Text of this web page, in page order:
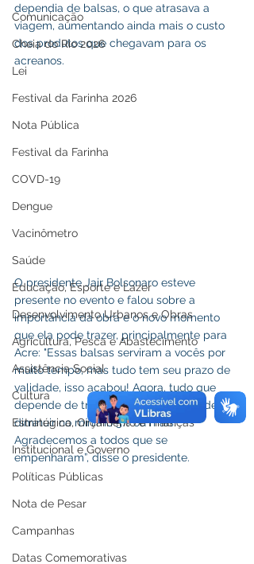
Comunicação
Cheia do Rio 2026
Lei
Festival da Farinha 2026
Nota Pública
Festival da Farinha
COVD-19
Dengue
Vacinômetro
Saúde
Educação, Esporte e Lazer
Desenvolvimento Urbanos e Obras
Agricultura, Pesca e Abastecimento
Assistência Social
Cultura
Estratégica, Orçamento e Finanças
Institucional e Governo
Políticas Públicas
Nota de Pesar
Campanhas
Datas Comemorativas
dependia de balsas, o que atrasava a
viagem, aumentando ainda mais o custo
dos produtos que chegavam para os
acreanos.
O presidente Jair Bolsonaro esteve
presente no evento e falou sobre a
importância da obra e o novo momento
que ela pode trazer, principalmente para
Acre: "Essas balsas serviram a vocês por
muito tempo, mas tudo tem seu prazo de
validade, isso acabou! Agora, tudo que
depende de transporte para o Acre, deve
diminuir no mínimo 5% ou mais.
Agradecemos a todos que se
empenharam”, disse o presidente.